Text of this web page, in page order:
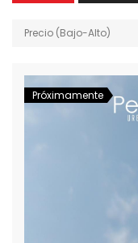
Precio (Bajo-Alto)
Próximamente